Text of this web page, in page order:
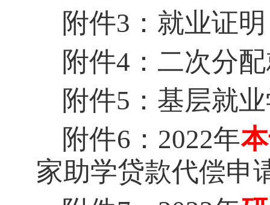
附件3：就业证明
附件4：二次分
附件5：基层就
附件6：2022年
家助学贷款代偿申